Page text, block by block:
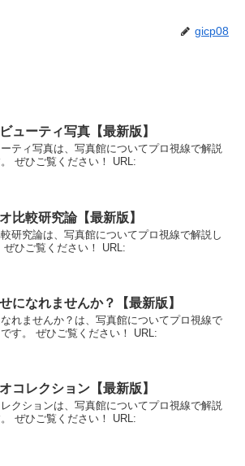
gicp08
ューティ写真【最新版】
ティ写真は、写真館についてプロ視線で解説
ぜひご覧ください！ URL:
比較研究論【最新版】
研究論は、写真館についてプロ視線で解説し
ぜひご覧ください！ URL:
になれませんか？【最新版】
れませんか？は、写真館についてプロ視線で
す。 ぜひご覧ください！ URL:
コレクション【最新版】
クションは、写真館についてプロ視線で解説
ぜひご覧ください！ URL: